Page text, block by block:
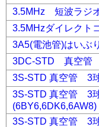
3.5MHz 短波ラジ
3.5MHzダイレクト
3A5(電池管)はいぶ
3DC-STD 真空管
3S-STD 真空管 3
3S-STD 真空管 3
(6BY6,6DK6,6AW8)
3S-STD 真空管 3